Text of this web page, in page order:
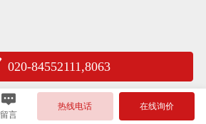
020-84552111,8063
留言
热线电话 在线询价